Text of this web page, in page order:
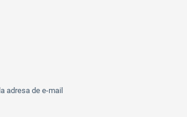
la adresa de e-mail